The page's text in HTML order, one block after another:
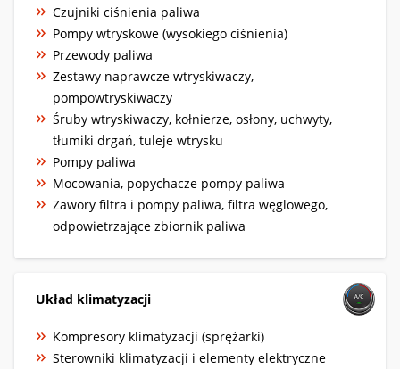
Czujniki ciśnienia paliwa
Pompy wtryskowe (wysokiego ciśnienia)
Przewody paliwa
Zestawy naprawcze wtryskiwaczy,
pompowtryskiwaczy
Śruby wtryskiwaczy, kołnierze, osłony, uchwyty,
tłumiki drgań, tuleje wtrysku
Pompy paliwa
Mocowania, popychacze pompy paliwa
Zawory filtra i pompy paliwa, filtra węglowego,
odpowietrzające zbiornik paliwa
Układ klimatyzacji
Kompresory klimatyzacji (sprężarki)
Sterowniki klimatyzacji i elementy elektryczne